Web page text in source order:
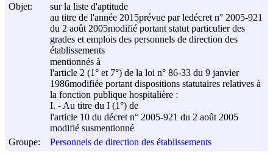
Objet:
sur la liste d'aptitude
au titre de l'année 2015prévue par ledécret n° 2005-921
du 2 août 2005modifié portant statut particulier des
grades et emplois des personnels de direction des
établissements
mentionnés à
l'article 2 (1° et 7°) de la loi n° 86-33 du 9 janvier
1986modifiée portant dispositions statutaires relatives à
la fonction publique hospitalière :
I. - Au titre du I (1°) de
l'article 10 du décret n° 2005-921 du 2 août 2005
modifié susmentionné
Groupe:
Personnels de direction des établissements